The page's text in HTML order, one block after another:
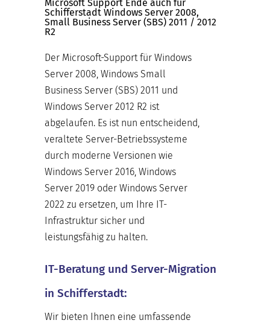
Microsoft Support Ende auch für
Schifferstadt Windows Server 2008,
Small Business Server (SBS) 2011 / 2012
R2
Der Microsoft-Support für Windows
Server 2008, Windows Small
Business Server (SBS) 2011 und
Windows Server 2012 R2 ist
abgelaufen. Es ist nun entscheidend,
veraltete Server-Betriebssysteme
durch moderne Versionen wie
Windows Server 2016, Windows
Server 2019 oder Windows Server
2022 zu ersetzen, um Ihre IT-
Infrastruktur sicher und
leistungsfähig zu halten.
IT-Beratung und Server-Migration
in Schifferstadt:
Wir bieten Ihnen eine umfassende